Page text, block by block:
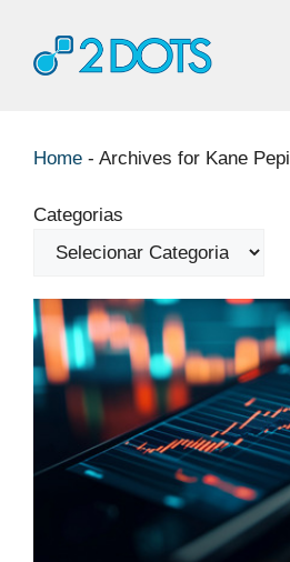
Home - Archives for Kane Pepi
Categorias